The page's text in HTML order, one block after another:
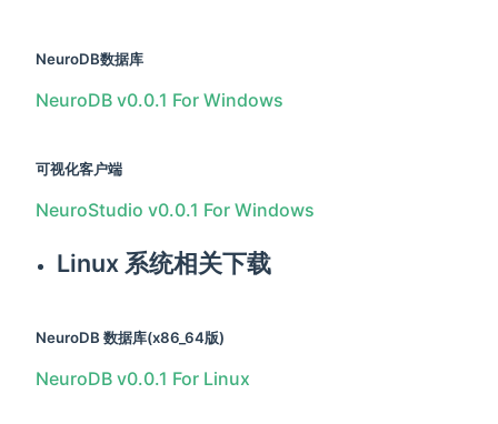
NeuroDB数据库
NeuroDB v0.0.1 For Windows
可视化客户端
NeuroStudio v0.0.1 For Windows
Linux 系统相关下载
NeuroDB 数据库(x86_64版)
NeuroDB v0.0.1 For Linux